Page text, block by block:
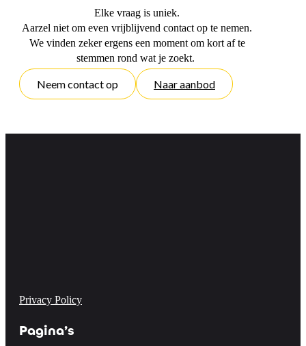
Elke vraag is uniek.
Aarzel niet om even vrijblijvend contact op te nemen.
We vinden zeker ergens een moment om kort af te
stemmen rond wat je zoekt.
Neem contact op Naar aanbod
Privacy Policy
Pagina’s